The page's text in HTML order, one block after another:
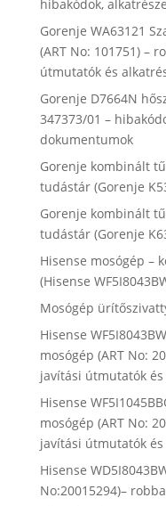
hibakódok,
Gorenje WA63121
(ART No: 101751) –
útmutatók és
Gorenje D7664N
347373/01 –
dokumentumok
Gorenje kombinált
tudástár (Gorenje
Gorenje kombinált
tudástár (Gorenje
Hisense mosógép –
(Hisense
Mosógép
Hisense
mosógép (ART No:
javítási útmutatók
Hisense
mosógép (ART No:
javítási útmutatók
Hisense
No:20015294)–